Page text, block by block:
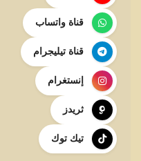
قناة واتساب
قناة تيليجرام
إنستغرام
ثريدز
تيك توك